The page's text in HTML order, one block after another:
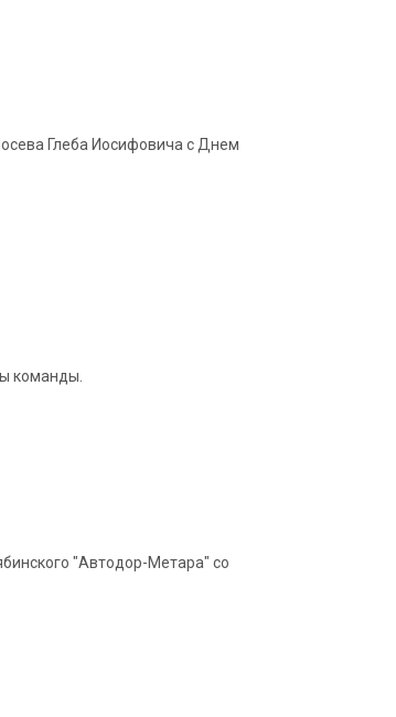
Глеба Иосифовича с Днем
команды.
"Автодор-Метара" со